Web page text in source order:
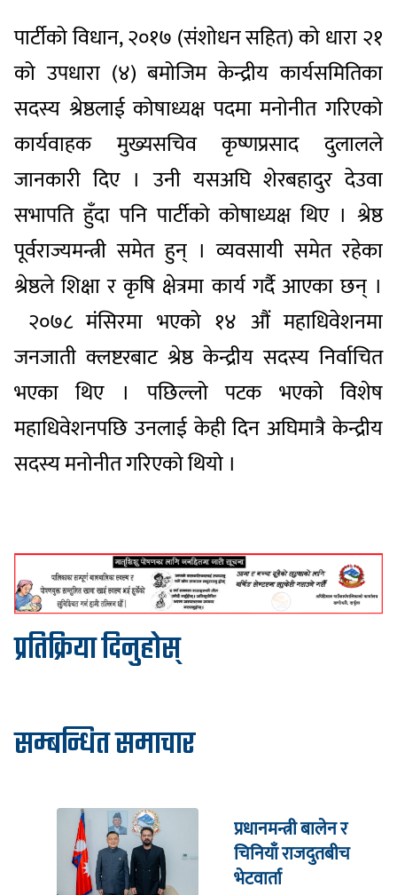
पार्टीको विधान, २०१७ (संशोधन सहित) को धारा २१
को उपधारा (४) बमोजिम केन्द्रीय कार्यसमितिका
सदस्य श्रेष्ठलाई कोषाध्यक्ष पदमा मनोनीत गरिएको
कार्यवाहक मुख्यसचिव कृष्णप्रसाद दुलालले
जानकारी दिए । उनी यसअघि शेरबहादुर देउवा
सभापति हुँदा पनि पार्टीको कोषाध्यक्ष थिए । श्रेष्ठ
पूर्वराज्यमन्त्री समेत हुन् । व्यवसायी समेत रहेका
श्रेष्ठले शिक्षा र कृषि क्षेत्रमा कार्य गर्दै आएका छन् ।
२०७८ मंसिरमा भएको १४ औं महाधिवेशनमा
जनजाती क्लष्टरबाट श्रेष्ठ केन्द्रीय सदस्य निर्वाचित
भएका थिए । पछिल्लो पटक भएको विशेष
महाधिवेशनपछि उनलाई केही दिन अघिमात्रै केन्द्रीय
सदस्य मनोनीत गरिएको थियो ।
प्रतिक्रिया दिनुहोस्
सम्बन्धित समाचार
प्रधानमन्त्री बालेन र
चिनियाँ राजदुतबीच
भेटवार्ता